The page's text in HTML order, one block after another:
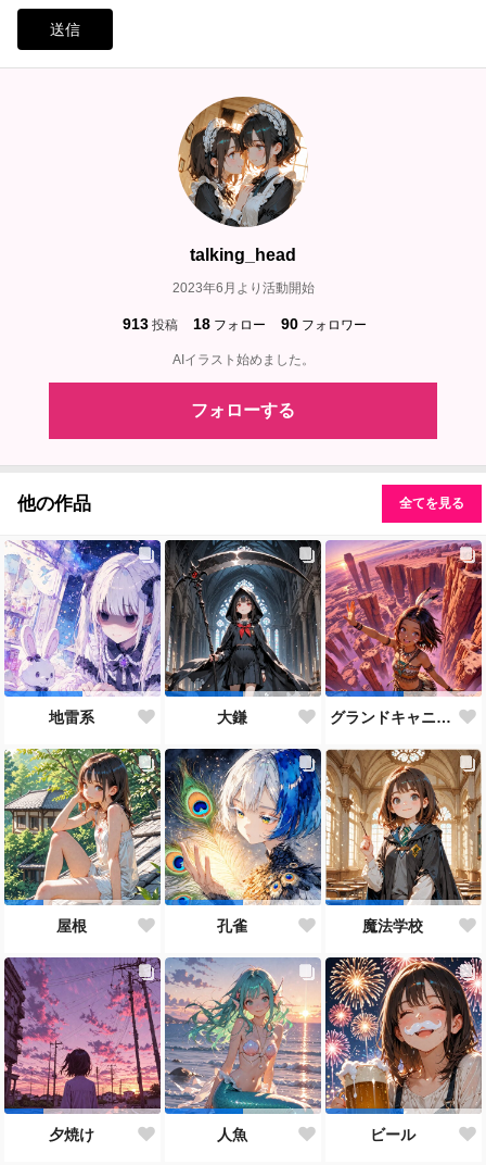
送信
talking_head
2023年6月より活動開始
913 投稿 18 フォロー 90 フォロワー
AIイラスト始めました。
フォローする
他の作品 全てを見る
地雷系 大鎌 グランドキャニオン
屋根 孔雀 魔法学校
夕焼け 人魚 ビール